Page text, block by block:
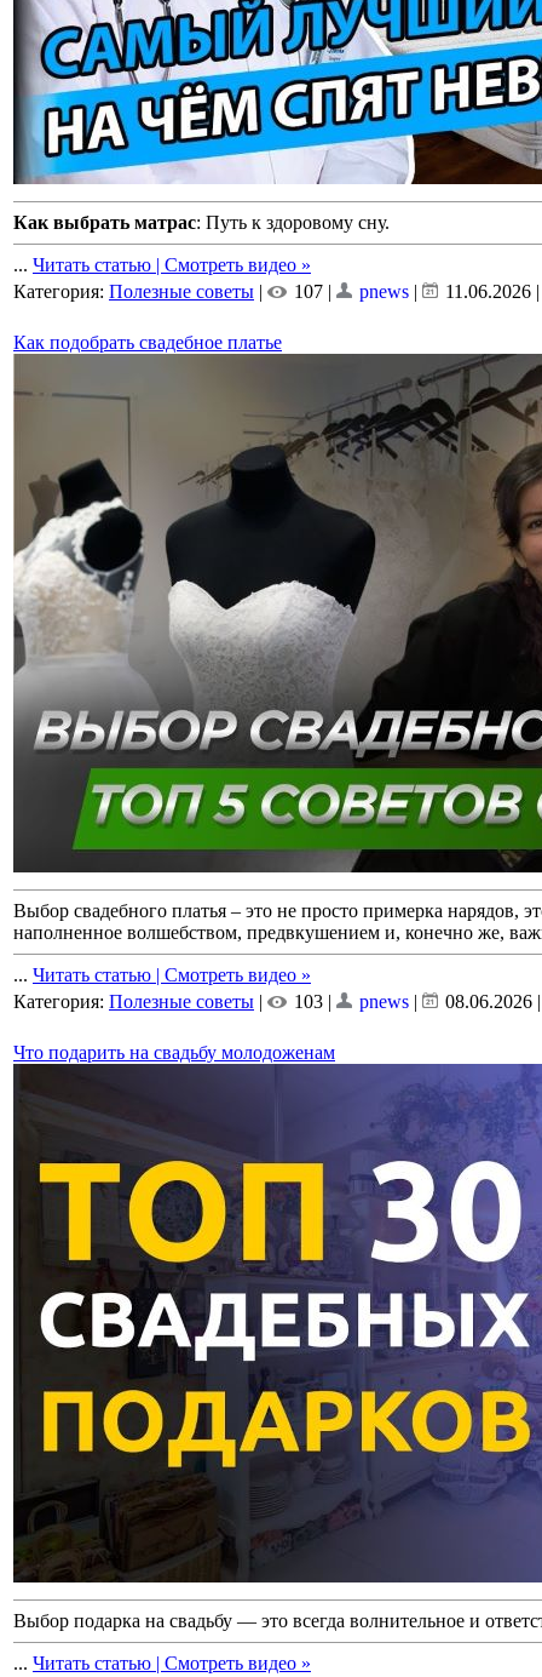
Как выбрать матрас: Путь к здоровому сну.
... Читать статью | Смотреть видео »
Категория: Полезные советы | 107 | pnews | 11.06.2026
Как подобрать свадебное платье
Выбор свадебного платья – это не просто примерка нарядов,
наполненное волшебством, предвкушением и, конечно же,
... Читать статью | Смотреть видео »
Категория: Полезные советы | 103 | pnews | 08.06.2026
Что подарить на свадьбу молодоженам
Выбор подарка на свадьбу — это всегда волнительное и
... Читать статью | Смотреть видео »